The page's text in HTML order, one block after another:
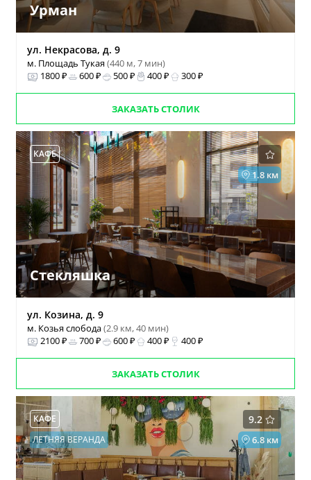
Урман
ул. Некрасова, д. 9
м. Площадь Тукая(440 м, 7 мин)
1800 ₽
600 ₽ 500 ₽ 400 ₽ 300 ₽
ЗАКАЗАТЬ СТОЛИК
КАФЕ
1.8 км
Стекляшка
ул. Козина, д. 9
м. Козья слобода(2.9 км, 40 мин)
2100 ₽
700 ₽ 600 ₽ 400 ₽ 400 ₽
ЗАКАЗАТЬ СТОЛИК
9.2
КАФЕ
6.8 км
ЛЕТНЯЯ ВЕРАНДА